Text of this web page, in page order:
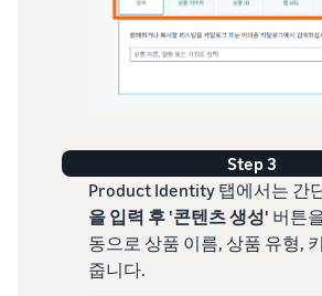
Step 3
Product Identity 탭에서는 간
을 입력 후 '콘텐츠 생성' 버튼
동으로 상품 이름, 상품 유형,
줍니다.